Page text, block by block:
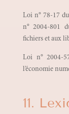
Loi n° 78-17
n° 2004-801
fichiers et aux
Loi n° 2004-
l’économie
11.